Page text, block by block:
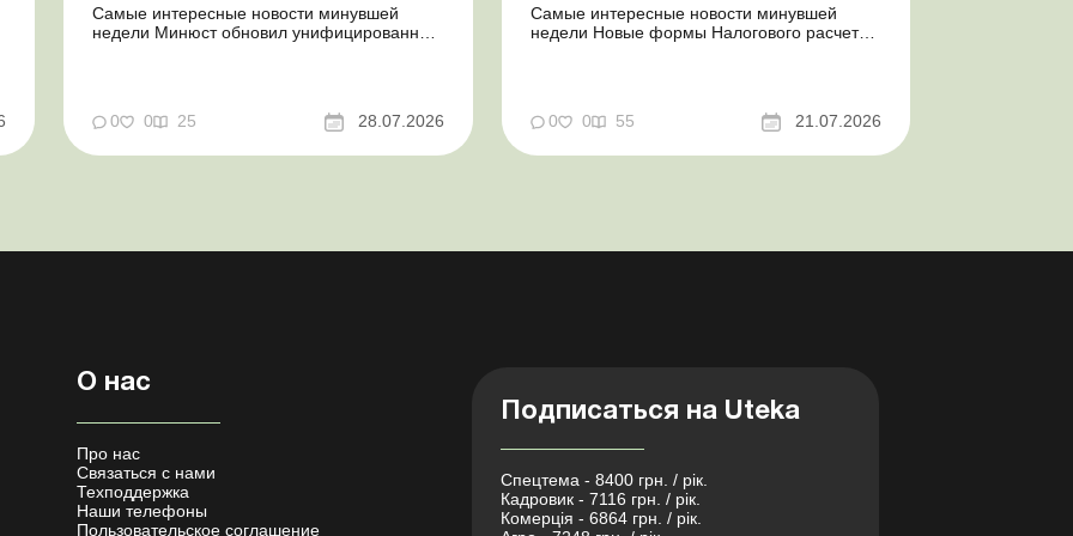
Самые интересные новости минувшей
недели Минюст обновил унифицированные
«в розыске»: что нужно знать
0 0 25 28.07.2026
Самые интересные новости минувшей
недели Новые формы Налогового расчета:
Координационный центр по организации
0 0 55 21.07.2026
О нас
Про нас
Связаться с нами
Техподдержка
Наши телефоны
Пользовательское соглашение
Подписаться на Uteka
Спецтема - 8400 грн. / рік.
Кадровик - 7116 грн. / рік.
Комерція - 6864 грн. / рік.